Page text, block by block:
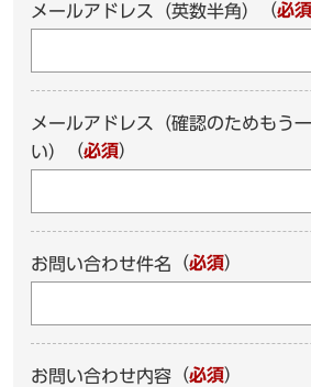
メールアドレス（英数半角） （必須
メールアドレス（確認のためもう
い）
（必須）
お問い合わせ件名 （必須）
お問い合わせ内容 （必須）